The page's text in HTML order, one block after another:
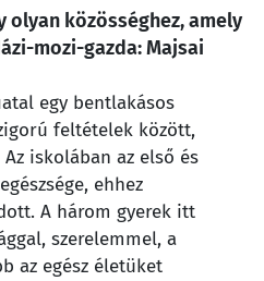
olyan közösséghez, amely
mozi-gazda: Majsai
egy bentlakásos
feltételek között,
iskolában az első és
ehhez
A három gyerek itt
szerelemmel, a
az egész életüket